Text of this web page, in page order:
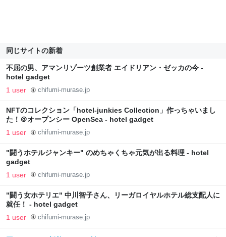
同じサイトの新着
不屈の男、アマンリゾーツ創業者 エイドリアン・ゼッカの今 -
hotel gadget
1 user chifumi-murase.jp
NFTのコレクション「hotel-junkies Collection」作っちゃいまし
た！＠オープンシー OpenSea - hotel gadget
1 user chifumi-murase.jp
"闘うホテルジャンキー" のめちゃくちゃ元気が出る料理 - hotel
gadget
1 user chifumi-murase.jp
"闘う女ホテリエ" 中川智子さん、リーガロイヤルホテル総支配人に
就任！ - hotel gadget
1 user chifumi-murase.jp